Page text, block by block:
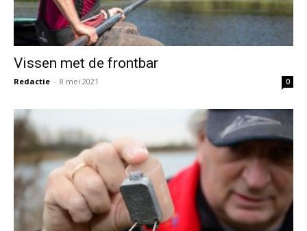
Vissen met de frontbar
Redactie - 8 mei 2021 0